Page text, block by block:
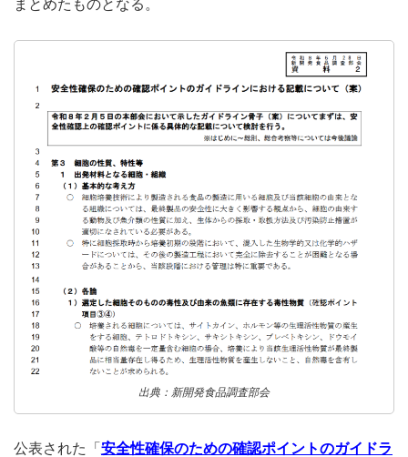
まとめたものとなる。
出典：新開発食品調査部会
公表された「 安全性確保のための確認ポイントのガイドラ